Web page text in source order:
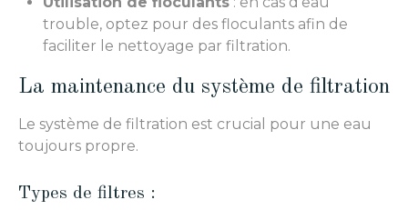
trouble, optez pour des floculants afin de
faciliter le nettoyage par filtration.
La maintenance du système de filtration
Le système de filtration est crucial pour une eau
toujours propre.
Types de filtres :